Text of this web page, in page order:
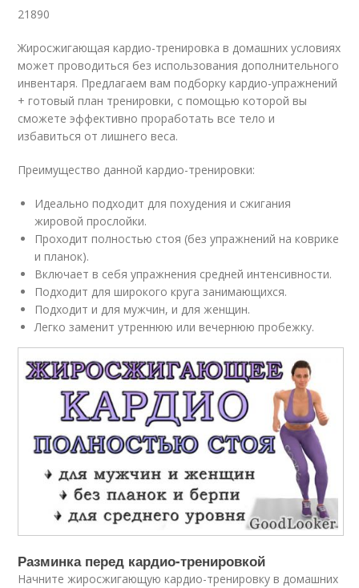
21890
Жиросжигающая кардио-тренировка в домашних условиях
может проводиться без использования дополнительного
инвентаря. Предлагаем вам подборку кардио-упражнений
+ готовый план тренировки, с помощью которой вы
сможете эффективно проработать все тело и
избавиться от лишнего веса.
Преимущество данной кардио-тренировки:
Идеально подходит для похудения и сжигания
жировой прослойки.
Проходит полностью стоя (без упражнений на коврике
и планок).
Включает в себя упражнения средней интенсивности.
Подходит для широкого круга занимающихся.
Подходит и для мужчин, и для женщин.
Легко заменит утреннюю или вечернюю пробежку.
Разминка перед кардио-тренировкой
Начните жиросжигающую кардио-тренировку в домашних